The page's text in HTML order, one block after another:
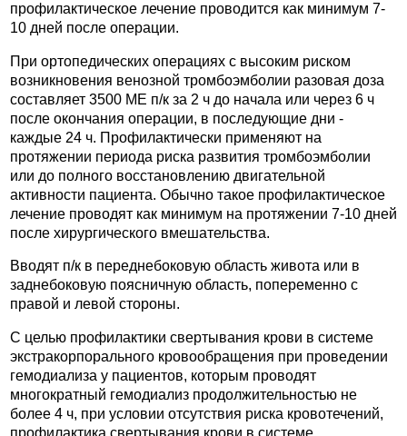
профилактическое лечение проводится как минимум 7-
10 дней после операции.
При ортопедических операциях с высоким риском
возникновения венозной тромбоэмболии разовая доза
составляет 3500 МЕ п/к за 2 ч до начала или через 6 ч
после окончания операции, в последующие дни -
каждые 24 ч. Профилактически применяют на
протяжении периода риска развития тромбоэмболии
или до полного восстановлению двигательной
активности пациента. Обычно такое профилактическое
лечение проводят как минимум на протяжении 7-10 дней
после хирургического вмешательства.
Вводят п/к в переднебоковую область живота или в
заднебоковую поясничную область, попеременно с
правой и левой стороны.
С целью профилактики свертывания крови в системе
экстракорпорального кровообращения при проведении
гемодиализа у пациентов, которым проводят
многократный гемодиализ продолжительностью не
более 4 ч, при условии отсутствия риска кровотечений,
профилактика свертывания крови в системе